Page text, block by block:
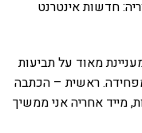
חדשות אינטרנט
מעניינת מאוד על תביעות
ראשית – הכתבה
שלה – 11 דקות, מייד אחריה אני ממשיך